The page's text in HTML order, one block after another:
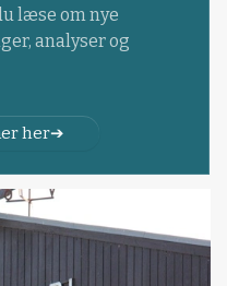
læse om nye
analyser og
her